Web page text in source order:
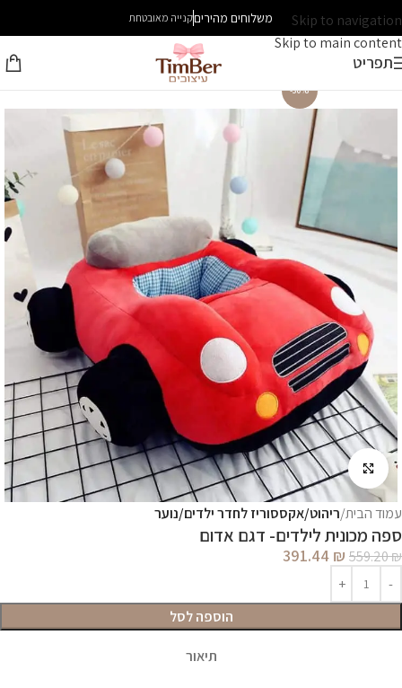
Skip to navigation
Skip to main content
משלוחים מהיריםקנייה מאובטחת
תפריט
עמוד הבית ריהוט/אקססוריז לחדר ילדים/נוער
ספה מכונית לילדים- דגם אדום
559.20₪
391.44 ₪
הוספה לסל
תיאור
-30%
לחץ להגדלה